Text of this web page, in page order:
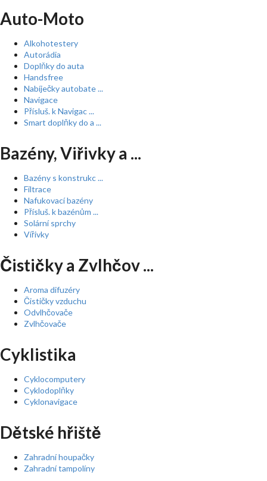
Auto-Moto
Alkohotestery
Autorádia
Doplňky do auta
Handsfree
Nabíječky autobate ...
Navigace
Přísluš. k Navigac ...
Smart doplňky do a ...
Bazény, Viřivky a ...
Bazény s konstrukc ...
Filtrace
Nafukovací bazény
Přísluš. k bazénům ...
Solární sprchy
Vířivky
Čističky a Zvlhčov ...
Aroma difuzéry
Čističky vzduchu
Odvlhčovače
Zvlhčovače
Cyklistika
Cyklocomputery
Cyklodoplňky
Cyklonavigace
Dětské hřiště
Zahradní houpačky
Zahradní tampolíny